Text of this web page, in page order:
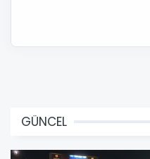
GÜNCEL